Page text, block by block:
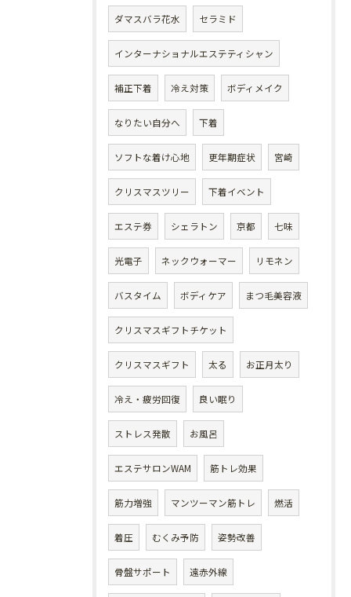
ダマスバラ花水 セラミド
インターナショナルエステティシャン
補正下着 冷え対策 ボディメイク
なりたい自分へ 下着
ソフトな着け心地 更年期症状 宮崎
クリスマスツリー 下着イベント
エステ券 シェラトン 京都 七味
光電子 ネックウォーマー リモネン
バスタイム ボディケア まつ毛美容液
クリスマスギフトチケット
クリスマスギフト 太る お正月太り
冷え・疲労回復 良い眠り
ストレス発散 お風呂
エステサロンWAM 筋トレ効果
筋力増強 マンツーマン筋トレ 燃活
着圧 むくみ予防 姿勢改善
骨盤サポート 遠赤外線